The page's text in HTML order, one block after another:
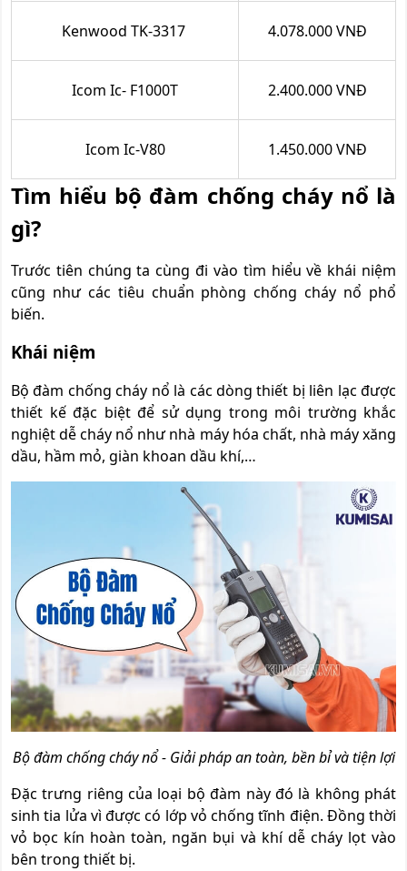
Kenwood TK-3317 4.078.000 VNĐ
Icom Ic- F1000T 2.400.000 VNĐ
Icom Ic-V80 1.450.000 VNĐ
Tìm hiểu bộ đàm chống cháy nổ là
gì?
Trước tiên chúng ta cùng đi vào tìm hiểu về khái niệm
cũng như các tiêu chuẩn phòng chống cháy nổ phổ
biến.
Khái niệm
Bộ đàm chống cháy nổ là các dòng thiết bị liên lạc được
thiết kế đặc biệt để sử dụng trong môi trường khắc
nghiệt dễ cháy nổ như nhà máy hóa chất, nhà máy xăng
dầu, hầm mỏ, giàn khoan dầu khí,…
Bộ đàm chống cháy nổ - Giải pháp an toàn, bền bỉ và tiện lợi
Đặc trưng riêng của loại bộ đàm này đó là không phát
sinh tia lửa vì được có lớp vỏ chống tĩnh điện. Đồng thời
vỏ bọc kín hoàn toàn, ngăn bụi và khí dễ cháy lọt vào
bên trong thiết bị.